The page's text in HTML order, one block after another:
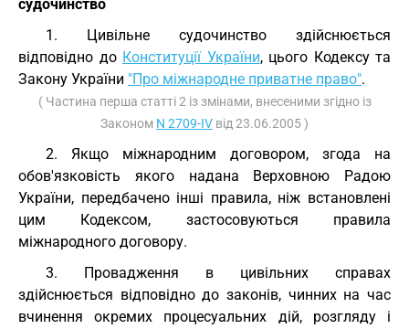
судочинство
1. Цивільне судочинство здійснюється
відповідно до Конституції України, цього Кодексу та
Закону України "Про міжнародне приватне право".
( Частина перша статті 2 із змінами, внесеними згідно із
Законом N 2709-IV від 23.06.2005 )
2. Якщо міжнародним договором, згода на
обов'язковість якого надана Верховною Радою
України, передбачено інші правила, ніж встановлені
цим Кодексом, застосовуються правила
міжнародного договору.
3. Провадження в цивільних справах
здійснюється відповідно до законів, чинних на час
вчинення окремих процесуальних дій, розгляду і